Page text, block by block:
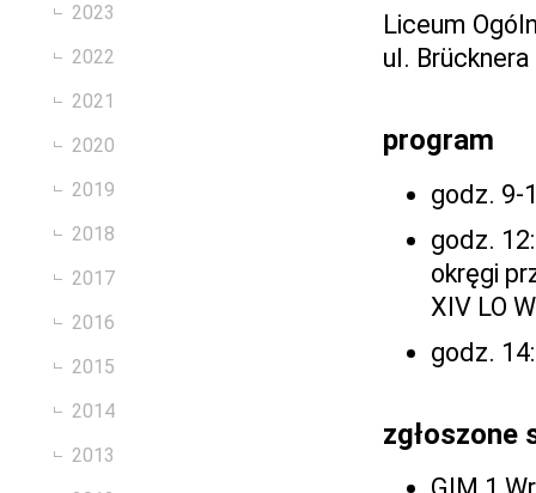
2023
2022
2021
2020
2019
2018
2017
2016
2015
2014
2013
Liceum
ul. Brücknera
program
godz. 9-
godz.
okręgi
XIV LO
godz.
zgłoszone